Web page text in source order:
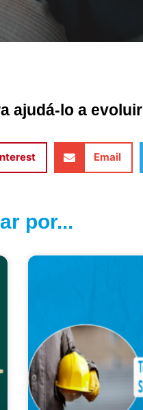
ajudá-lo a evoluir
Email
por...